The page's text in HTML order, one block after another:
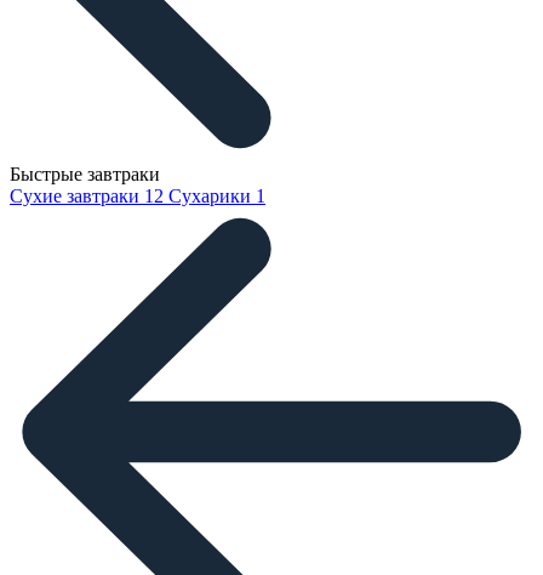
Быстрые завтраки
Сухие завтраки 12 Сухарики 1